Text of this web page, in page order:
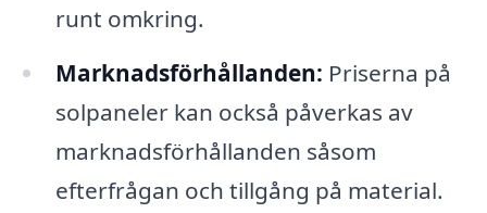
runt omkring.
Marknadsförhållanden: Priserna på
solpaneler kan också påverkas av
marknadsförhållanden såsom
efterfrågan och tillgång på material.